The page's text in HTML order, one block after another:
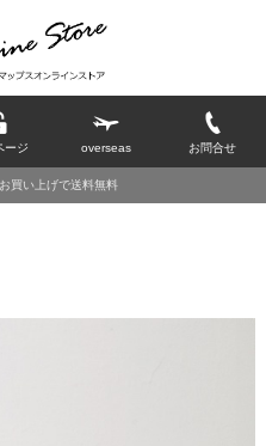
ージ overseas お問合せ
買い上げで送料無料